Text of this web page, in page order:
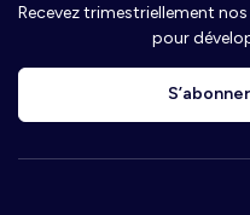
Recevez trimestriellement
pour